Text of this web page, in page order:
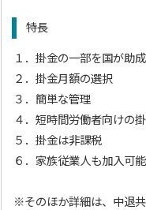
特長
１．掛金の一部を国が助成
２．掛金月額の選択
３．簡単な管理
４．短時間労働者向けの
５．掛金は非課税
６．家族従業人も加入可能
※そのほか詳細は、中退